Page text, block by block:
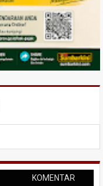
KOMENTAR